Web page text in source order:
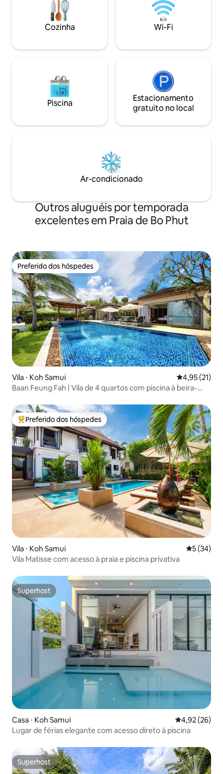
externas, uma piscina privativa e 5
quartos, cada um com banheiro
privativo, permitindo que todos
desfrutem de momentos
Cozinha Wi-Fi
Piscina
Estacionamento
gratuito no local
Ar-condicionado
Outros aluguéis por temporada
excelentes em Praia de Bo Phut
Preferido dos hóspedes
Preferido dos hóspedes
Vila ⋅ Koh Samui 4,95 de uma
4,95 (21)
Baan Feung Fah | Vila de 4 quartos com piscina à beira-
Entre os melhores preferidos dos hóspedes
Preferido dos hóspedes
Vila ⋅ Koh Samui 5 de uma
5 (34)
Vila Matisse com acesso à praia e piscina privativa
Superhost
Superhost
Casa ⋅ Koh Samui 4,92 de uma
4,92 (26)
Lugar de férias elegante com acesso direto à piscina
Superhost
Superhost